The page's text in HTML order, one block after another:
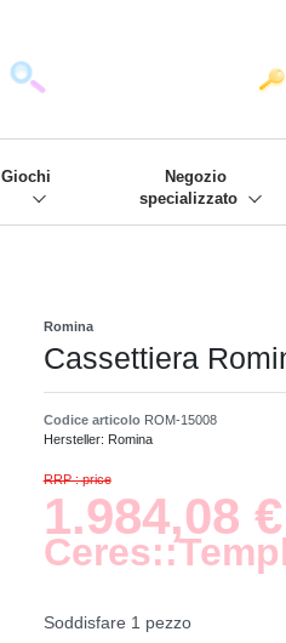
Giochi
Negozio
specializzato
Romina
Cassettiera
Codice articolo ROM-15008
Hersteller: Romina
RRP : price
1.984,08 €
Soddisfare 1 pezzo